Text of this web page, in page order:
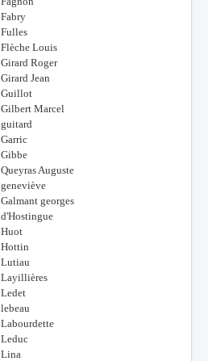
Fabry
Fulles
Flèche Louis
Girard Roger
Girard Jean
Guillot
Gilbert Marcel
guitard
Garric
Gibbe
Queyras Auguste
geneviève
Galmant georges
d'Hostingue
Huot
Hottin
Lutiau
Layillières
Ledet
lebeau
Labourdette
Leduc
Lina